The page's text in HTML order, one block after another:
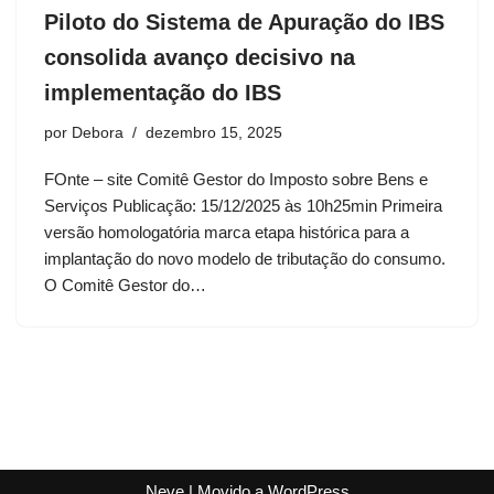
Piloto do Sistema de Apuração do IBS
consolida avanço decisivo na
implementação do IBS
por Debora dezembro 15, 2025
FOnte – site Comitê Gestor do Imposto sobre Bens e
Serviços Publicação: 15/12/2025 às 10h25min Primeira
versão homologatória marca etapa histórica para a
implantação do novo modelo de tributação do consumo.
O Comitê Gestor do…